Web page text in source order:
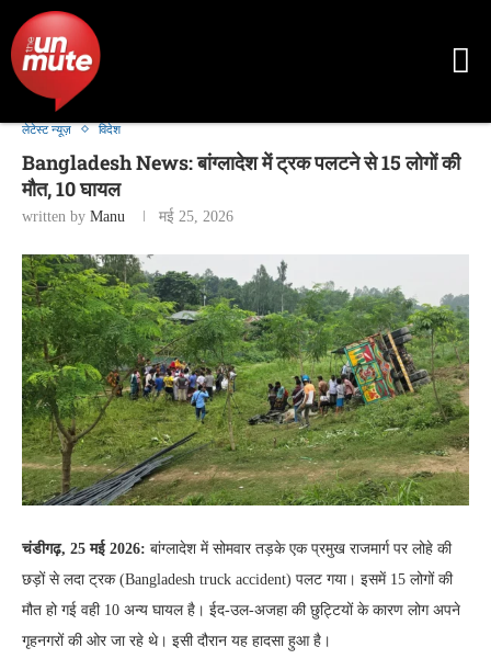
लेटेस्ट न्यूज़ विदेश
Bangladesh News: बांग्लादेश में ट्रक पलटने से 15 लोगों की
मौत, 10 घायल
written by Manu मई 25, 2026
चंडीगढ़, 25 मई 2026: बांग्लादेश में सोमवार तड़के एक प्रमुख राजमार्ग पर लोहे की
छड़ों से लदा ट्रक (Bangladesh truck accident) पलट गया। इसमें 15 लोगों की
मौत हो गई वही 10 अन्य घायल है। ईद-उल-अजहा की छुट्टियों के कारण लोग अपने
गृहनगरों की ओर जा रहे थे। इसी दौरान यह हादसा हुआ है।